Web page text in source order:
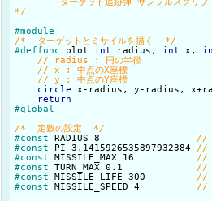
*/
#module
/*  ターゲットとミサイルを描く  */
#deffunc
plot int radius, int x,
circle
x-radius, y-radius,
return
#global
/*  定数の設定  */
#const
RADIUS 8
#const
PI 3.1415926535897932384
#const
MISSILE_MAX 16
#const
TURN_MAX 0.1
#const
MISSILE_LIFE 300
#const
MISSILE_SPEED 4